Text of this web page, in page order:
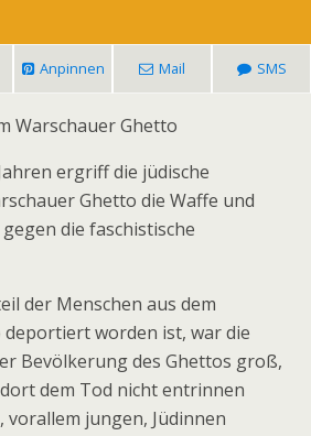
Anpinnen Mail SMS
Warschauer Ghetto
ergriff die jüdische
Ghetto die Waffe und
die faschistische
der Menschen aus dem
worden ist, war die
Bevölkerung des Ghettos groß,
dem Tod nicht entrinnen
vorallem jungen, Jüdinnen